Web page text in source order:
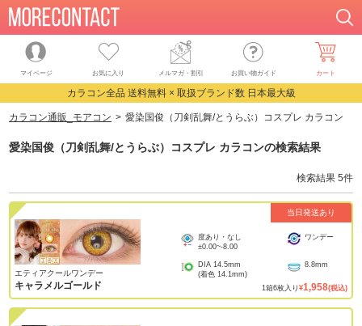
マイページ お気に入り メルマガ・割引 お買い物ガイド カート
カラコン全品 送料無料 × 取扱ブランド数 日本最大級
カラコン通販_モアコン 愛染国俊（刀剣乱舞/とうらぶ）コスプレ カラコン
愛染国俊（刀剣乱舞/とうらぶ）コスプレ カラコンの検索結果
検索結果 5件
当日発送あり
エティアクールワンデー
キャラメルゴールド
度あり・なし
±0.00~-8.00
ワンデー
DIA 14.5mm
(着色 14.1mm)
8.8mm
1箱6枚入り ¥1,958(税込)